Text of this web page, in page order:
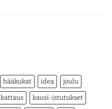
hääkukat idea joulu
kattaus kausi-istutukset